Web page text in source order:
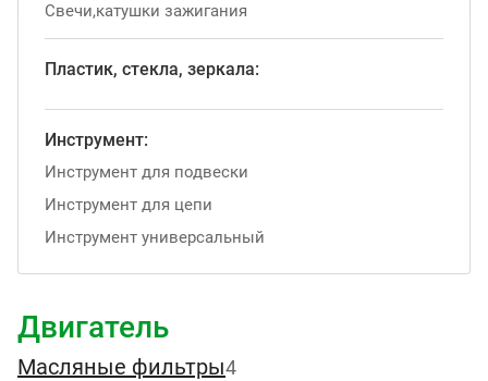
Свечи,катушки зажигания
Пластик, стекла, зеркала:
Инструмент:
Инструмент для подвески
Инструмент для цепи
Инструмент универсальный
Двигатель
Масляные фильтры4